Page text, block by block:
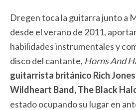
Dregen toca la guitarra junto a
desde el verano de 2011,
habilidades instrumentales y
disco del cantante, Horns And
guitarrista británico Rich
Wildheart Band, The Black
estado ocupando su lugar en